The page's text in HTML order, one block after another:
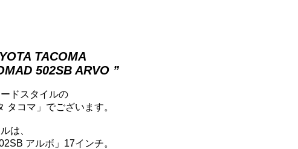
TACOMA
502SB ARVO ”
ドスタイルの
タコマ」でございます。
は、
アルボ」17インチ。